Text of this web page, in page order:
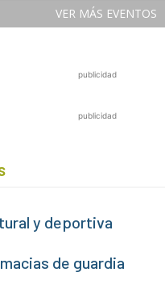
VER MÁS EVENTOS
publicidad
publicidad
y deportiva
de guardia